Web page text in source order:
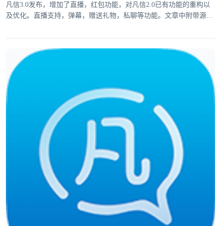
凡信3.0发布，增加了直播，红包功能，对凡信2.0已有功能的重构以
及优化。直播支持，弹幕，赠送礼物，私聊等功能。文章中附带源